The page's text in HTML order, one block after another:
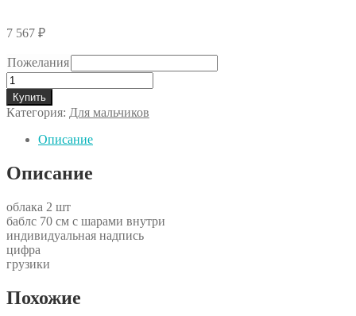
7 567 ₽
Пожелания
Количество
товара
Сет
№8.24
Купить
Категория: Для мальчиков
Описание
Описание
облака 2 шт
баблс 70 см с шарами внутри
индивидуальная надпись
цифра
грузики
Похожие